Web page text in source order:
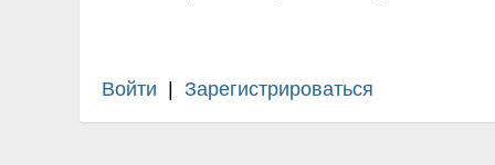
Войти Зарегистрироваться